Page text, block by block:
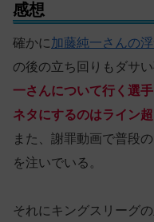
感想
確かに加藤純一さんの浮
の後の立ち回りもダサ
一さんについて行く選
ネタにするのはライン
また、謝罪動画で普段
を注いでいる。
それにキングスリーグ